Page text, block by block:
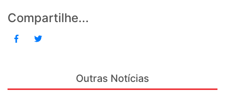
Compartilhe...
Outras Notícias